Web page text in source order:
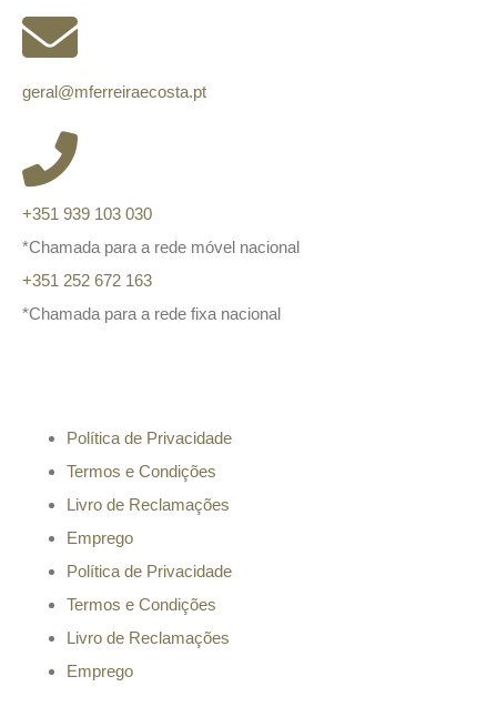
geral@mferreiraecosta.pt
+351 939 103 030
*Chamada para a rede móvel nacional
+351 252 672 163
*Chamada para a rede fixa nacional
Política de Privacidade
Termos e Condições
Livro de Reclamações
Emprego
Política de Privacidade
Termos e Condições
Livro de Reclamações
Emprego